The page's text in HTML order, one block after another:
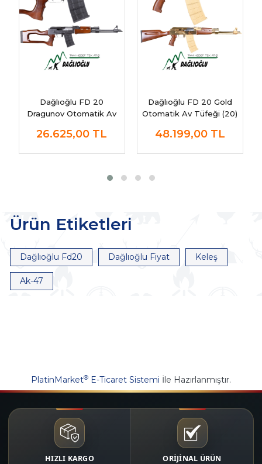
Dağlıoğlu FD 20
Dragunov Otomatik Av
26.625,00 TL
Dağlıoğlu FD 20 Gold
Otomatik Av Tüfeği (20)
48.199,00 TL
Ürün Etiketleri
Dağlıoğlu Fd20 Dağlıoğlu Fiyat Keleş
Ak-47
PlatinMarket® E-Ticaret Sistemi İle Hazırlanmıştır.
HIZLI KARGO ORİJİNAL ÜRÜN